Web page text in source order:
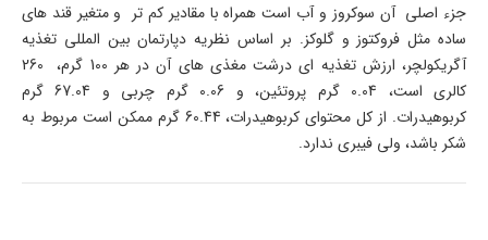
جزء اصلی آن سوکروز و آب است همراه با مقادیر کم تر و متغیر قند های
ساده مثل فروکتوز و گلوکز. بر اساس نظریه دپارتمان بین المللی تغذیه
آگریکولچر، ارزش تغذیه ای درشت مغذی های آن در هر 100 گرم، 260
کالری است، 0.04 گرم پروتئین، و 0.06 گرم چربی و 67.04 گرم
کربوهیدرات. از کل محتوای کربوهیدرات، 60.44 گرم ممکن است مربوط به
شکر باشد، ولی فیبری ندارد.